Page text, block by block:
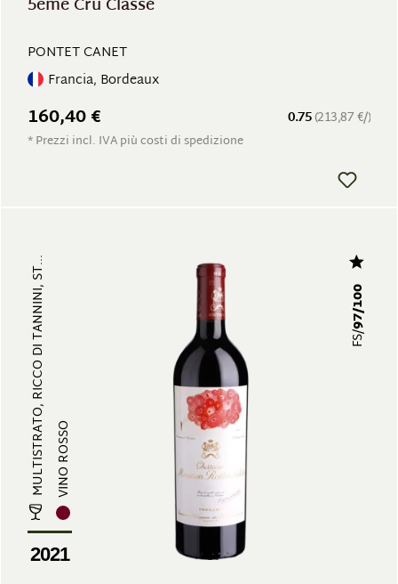
PONTET CANET
Francia, Bordeaux
0.75(213,87 €/)
160,40 €
* Prezzi incl. IVA più costi di spedizione
MULTISTRATO, RICCO DI TANNINI, ST...VINO ROSSO
2021
FS/
97/100